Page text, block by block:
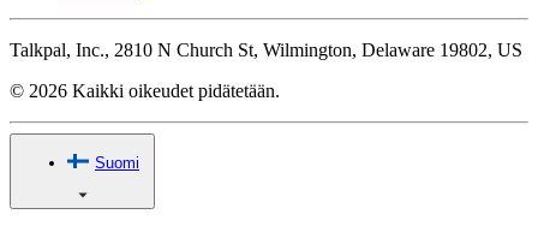
Talkpal, Inc., 2810 N Church St, Wilmington, Delaware 19802, US
© 2026 Kaikki oikeudet pidätetään.
Suomi